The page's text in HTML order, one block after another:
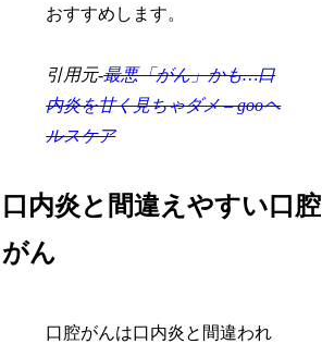
おすすめします。
引用元-最悪「がん」かも…口
内炎を甘く見ちゃダメ – gooヘ
ルスケア
口内炎と間違えやすい口腔
がん
口腔がんは口内炎と間違われ